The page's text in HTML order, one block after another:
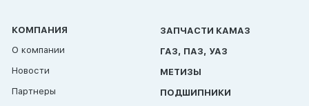
КОМПАНИЯ
О компании
Новости
Партнеры
ЗАПЧАСТИ КАМАЗ
ГАЗ, ПАЗ, УАЗ
МЕТИЗЫ
ПОДШИПНИКИ